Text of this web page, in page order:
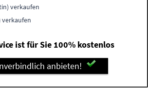
verkaufen
verkaufen
ist für Sie 100% kostenlos
anbieten!